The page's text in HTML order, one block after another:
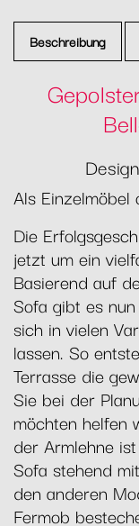
Beschreibung
Als
Die
jetzt um ein
Basierend auf
Sofa gibt es
sich in vielen
lassen. So
Terrasse die
Sie bei der
möchten helfen
der Armlehne
Sofa stehend
den anderen
Fermob